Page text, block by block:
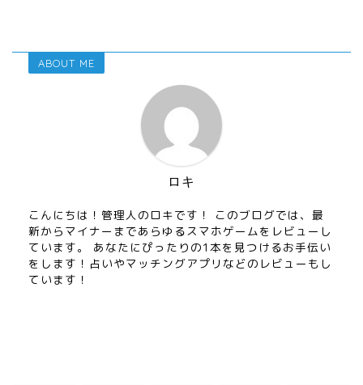
ABOUT ME
ロキ
こんにちは！管理人のロキです！ このブログでは、最
新からマイナーまであらゆるスマホゲームをレビューし
ています。 あなたにぴったりの1本を見つけるお手伝い
をします！占いやマッチングアプリなどのレビューもし
ています！